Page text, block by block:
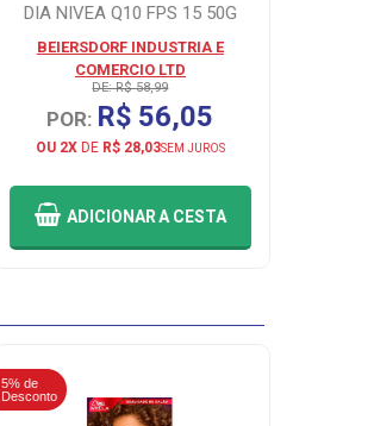
DIA NIVEA Q10 FPS 15 50G
BEIERSDORF INDUSTRIA E
COMERCIO LTD
DE: R$ 58,99
POR: R$ 56,05
OU 2XDE R$ 28,03SEM JUROS
ADICIONARA CESTA
5% de
Desconto